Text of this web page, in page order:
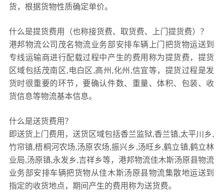
货，根据货物性质确定单价。
什么是提货费用（也称接货费、取货费、上门提货费）？
港邦物流公司茂名物流业务部安排车辆上门把货物运送到
专线运输商进行配载过程中产生的费用称为提货费，提货
区域包括茂南区,电白区,高州,化州,信宜等，提货过程是发
货时很重要的环节，要确认件数、重量、体积、包装、收
货信息等物流基本信息。
什么是送货费用？
即送货上门费用，送货区域包括香兰监狱,香兰镇,太平川乡,
竹帘镇,梧桐河农场,汤原农场,振兴乡,汤旺乡,鹤立镇,鹤立林
业局,汤原镇,永发乡,吉祥乡等，港邦物流佳木斯汤原县物流
业务部安排车辆把货物从佳木斯汤原县物流集散地运送到
指定的收货地点，期间产生的费用称为送货费。